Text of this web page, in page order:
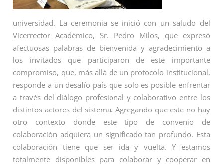
universidad. La ceremonia se inició con un saludo del
Vicerrector Académico, Sr. Pedro Milos, que expresó
afectuosas palabras de bienvenida y agradecimiento a
los invitados que participaron de este importante
compromiso, que, más allá de un protocolo institucional,
responde a un desafío país que solo es posible enfrentar
a través del diálogo profesional y colaborativo entre los
distintos actores del sistema. Agregando que este no hay
otro contexto donde este tipo de convenio de
colaboración adquiera un significado tan profundo. Esta
colaboración tiene que ser ida y vuelta. Y estamos
totalmente disponibles para colaborar y cooperar en